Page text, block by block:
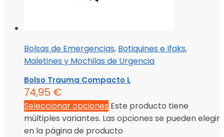
Bolsas de Emergencias, Botiquines e Ifaks,
Maletines y Mochilas de Urgencia
Bolso Trauma Compacto L
74,95 €
Seleccionar opciones Este producto tiene
múltiples variantes. Las opciones se pueden elegir
en la página de producto